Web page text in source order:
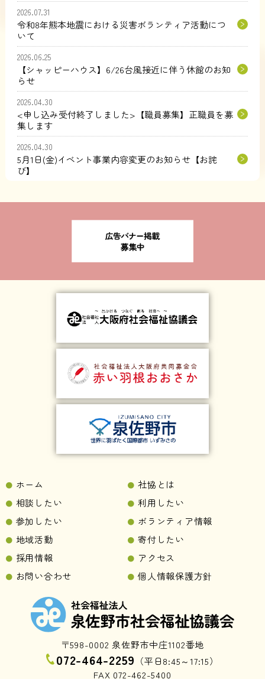
2026.07.31
令和8年熊本地震における災害ボランティア活動につ
いて
2026.06.25
【シャッピーハウス】6/26台風接近に伴う休館のお知
らせ
2026.04.30
<申し込み受付終了しました>【職員募集】正職員を募
集します
2026.04.30
5月1日(金)イベント事業内容変更のお知らせ【お詫
び】
〒598-0002 泉佐野市中庄1102番地
072-464-2259 （平日8:45～17:15）
FAX 072-462-5400
ホーム
社協とは
相談したい
利用したい
参加したい
ボランティア情報
地域活動
寄付したい
採用情報
アクセス
お問い合わせ
個人情報保護方針